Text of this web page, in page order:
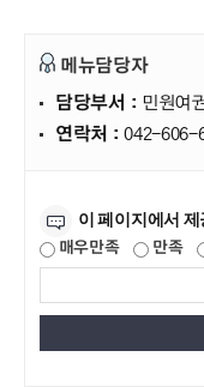
메뉴담당자
담당부서 : 민원여
연락처 :042-606-
이 페이지에서
매우만족 만족